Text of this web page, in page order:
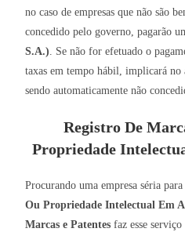
no caso de empresas que não são
concedido pelo governo, pagarão
S.A.). Se não for efetuado o
taxas em tempo hábil, implicará no
sendo automaticamente não
Registro De
Propriedade
Procurando uma empresa séria
Ou Propriedade Intelectual Em
Marcas e Patentes faz esse